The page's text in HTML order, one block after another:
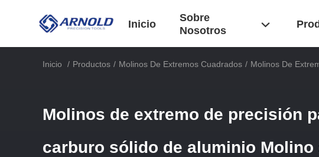
Inicio
Sobre
Nosotros
Inicio / Productos / Molinos De Extremos Cuadrados / Molinos De
Molinos de extremo de precisión
carburo sólido de aluminio Molino